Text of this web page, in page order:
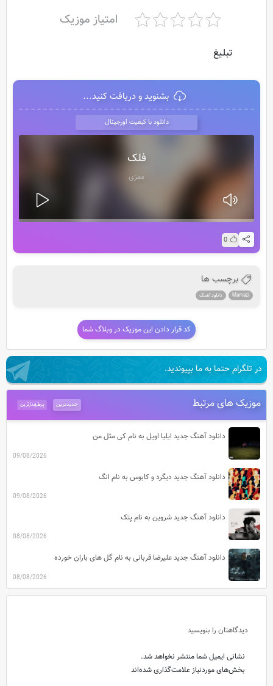
امتیاز موزیک
تبلیغ
بشنوید و دریافت کنید...
دانلود با کیفیت اورجینال
فلک
ممزی
0
برچسب ها
Mamazi دانلود آهنگ
کد قرار دادن این موزیک در وبلاگ شما
در تلگرام حتما به ما بپیوندید.
موزیک های مرتبط پرطرفدارترین جدیدترین
دانلود آهنگ جدید ایلیا اویل به نام کی مثل من
09/08/2026
دانلود آهنگ جدید دیگرد و کابوس به نام انگ
09/08/2026
دانلود آهنگ جدید شروین به نام پتک
08/08/2026
دانلود آهنگ جدید علیرضا قربانی به نام گل های باران خورده
08/08/2026
دیدگاهتان را بنویسید
نشانی ایمیل شما منتشر نخواهد شد.
بخش‌های موردنیاز علامت‌گذاری شده‌اند